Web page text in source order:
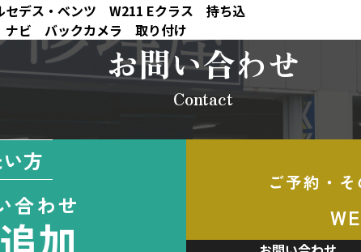
セデス・ベンツ W211 Eクラス 持ち込
ビ バックカメラ 取り付け
お問い合わせ
Contact
方
合わせ
加
ご予約・